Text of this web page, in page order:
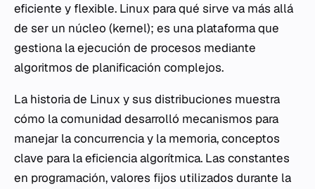
eficiente y flexible. Linux para qué sirve va más allá
de ser un núcleo (kernel); es una plataforma que
gestiona la ejecución de procesos mediante
algoritmos de planificación complejos.
La historia de Linux y sus distribuciones muestra
cómo la comunidad desarrolló mecanismos para
manejar la concurrencia y la memoria, conceptos
clave para la eficiencia algorítmica. Las constantes
en programación, valores fijos utilizados durante la